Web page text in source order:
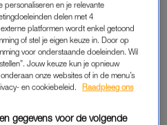
vriend, die inmiddels van school
lijken. Al snel bleek Robert
Eddy kon niet anders dan
personaliseren en je relevante
delen met 4
platformen wordt enkel getoond
of stel je eigen keuze in. Door op
voor onderstaande doeleinden. Wil
Jouw keuze kun je opnieuw
onze websites of in de menu’s
en cookiebeleid.
Raadpleeg ons
gegevens voor de volgende